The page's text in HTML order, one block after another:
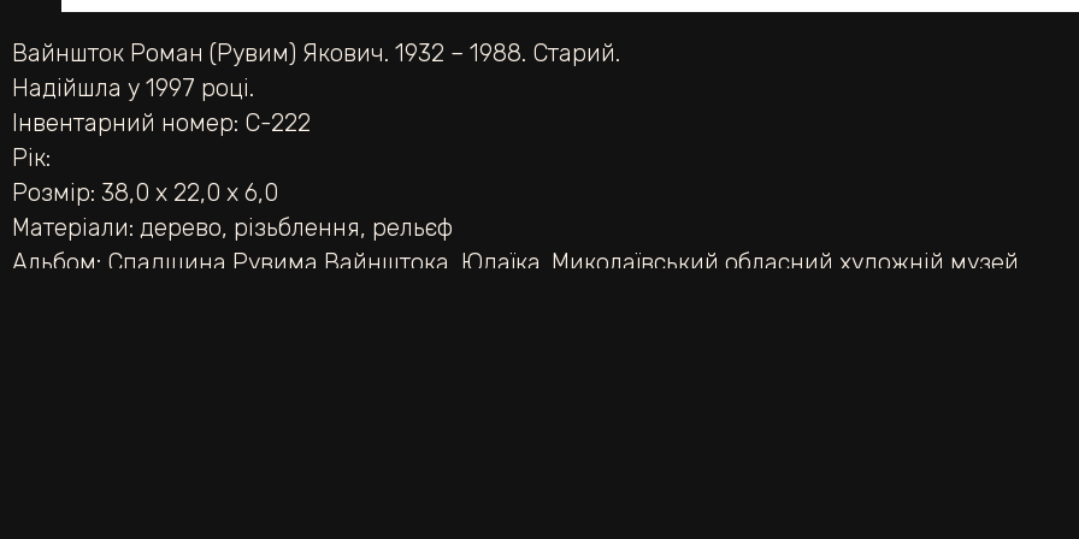
Вайншток Роман (Рувим) Якович. 1932 – 1988. Старий.
Надійшла у 1997 році.
Інвентарний номер: С-222
Рік:
Розмір: 38,0 х 22,0 х 6,0
Матеріали: дерево, різьблення, рельєф
Альбом: Спадщина Рувима Вайнштока Юдаїка. Миколаївський обласний художній музей